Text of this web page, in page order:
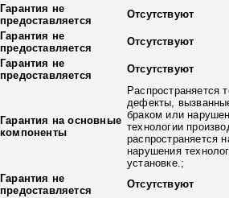
Гарантия не
предоставляется
Отсутствуют
Гарантия не
предоставляется
Отсутствуют
Гарантия не
предоставляется
Отсутствуют
Гарантия на основные
компоненты
Распространяется
дефекты,
браком или
технологии
распространяется
нарушения
установке.;
Гарантия не
предоставляется
Отсутствуют